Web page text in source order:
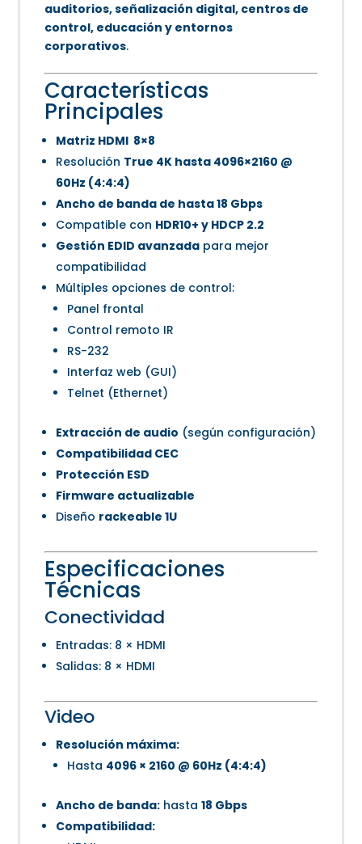
auditorios, señalización digital, centros de
control, educación y entornos
corporativos.
Características
Principales
Matriz HDMI 8×8
Resolución True 4K hasta 4096×2160 @
60Hz (4:4:4)
Ancho de banda de hasta 18 Gbps
Compatible con HDR10+ y HDCP 2.2
Gestión EDID avanzada para mejor
compatibilidad
Múltiples opciones de control:
Panel frontal
Control remoto IR
RS-232
Interfaz web (GUI)
Telnet (Ethernet)
Extracción de audio (según configuración)
Compatibilidad CEC
Protección ESD
Firmware actualizable
Diseño rackeable 1U
Especificaciones
Técnicas
Conectividad
Entradas: 8 × HDMI
Salidas: 8 × HDMI
Video
Resolución máxima:
Hasta 4096 × 2160 @ 60Hz (4:4:4)
Ancho de banda: hasta18 Gbps
Compatibilidad: